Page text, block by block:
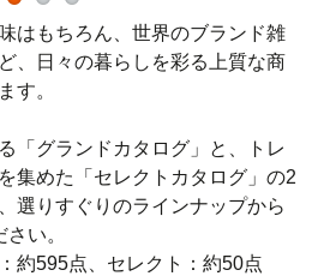
はもちろん、世界のブランド雑
、日々の暮らしを彩る上質な商
す。
「グランドカタログ」と、トレ
集めた「セレクトカタログ」の2
選りすぐりのラインナップから
い。
約595点、セレクト：約50点